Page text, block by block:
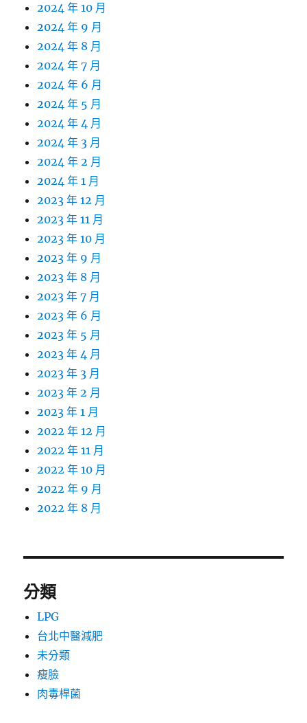
2024 年 10 月
2024 年 9 月
2024 年 8 月
2024 年 7 月
2024 年 6 月
2024 年 5 月
2024 年 4 月
2024 年 3 月
2024 年 2 月
2024 年 1 月
2023 年 12 月
2023 年 11 月
2023 年 10 月
2023 年 9 月
2023 年 8 月
2023 年 7 月
2023 年 6 月
2023 年 5 月
2023 年 4 月
2023 年 3 月
2023 年 2 月
2023 年 1 月
2022 年 12 月
2022 年 11 月
2022 年 10 月
2022 年 9 月
2022 年 8 月
分類
LPG
台北中醫減肥
未分類
瘦臉
肉毒桿菌